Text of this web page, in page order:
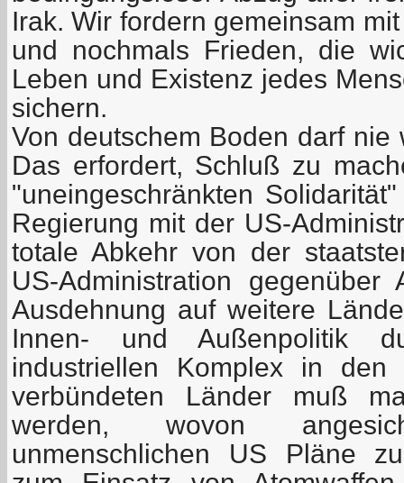
Irak. Wir fordern gemeinsam
und nochmals Frieden, die
Leben und Existenz jedes
sichern.
Von deutschem Boden darf
Das erfordert, Schluß zu
"uneingeschränkten
Regierung mit der US-
totale Abkehr von der
US-Administration
Ausdehnung auf weitere
Innen- und Außenpolitik
industriellen Komplex in
verbündeten Länder muß
werden, wovon
unmenschlichen US Pläne